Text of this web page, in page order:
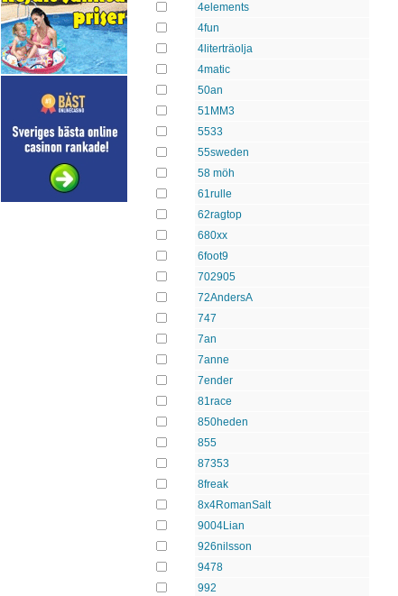
4elements
4fun
4literträolja
4matic
50an
51MM3
5533
55sweden
58 möh
61rulle
62ragtop
680xx
6foot9
702905
72AndersA
747
7an
7anne
7ender
81race
850heden
855
87353
8freak
8x4RomanSalt
9004Lian
926nilsson
9478
992